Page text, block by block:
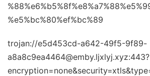
%e5%bc%80%ef%bc%89
trojan://e5d453cd-a642-49f5-9f89-
a8a8c9ea4464@emby.ljxlyj.xyz:443?